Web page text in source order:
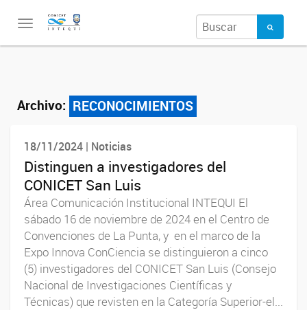
Toggle
Archivo: RECONOCIMIENTOS
18/11/2024 | Noticias
Distinguen a investigadores del
CONICET San Luis
Área Comunicación Institucional INTEQUI El
sábado 16 de noviembre de 2024 en el Centro de
Convenciones de La Punta, y en el marco de la
Expo Innova ConCiencia se distinguieron a cinco
(5) investigadores del CONICET San Luis (Consejo
Nacional de Investigaciones Científicas y
Técnicas) que revisten en la Categoría Superior-el...